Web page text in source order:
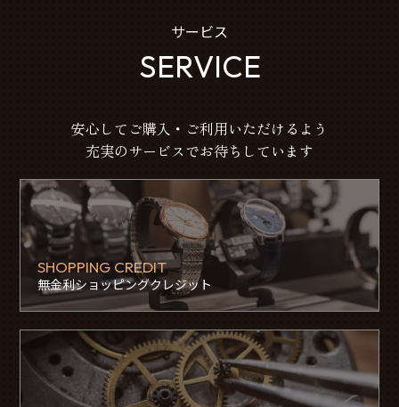
サービス
SERVICE
安心してご購入・ご利用いただけるよう
充実のサービスでお待ちしています
SHOPPING CREDIT
無金利ショッピングクレジット